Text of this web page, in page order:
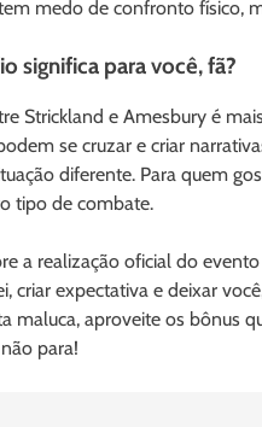
medo de confronto físico,
significa para você, fã?
Strickland e Amesbury é
se cruzar e criar
diferente. Para quem
tipo de combate.
a realização oficial do
criar expectativa e deixar
maluca, aproveite os bônus
para!